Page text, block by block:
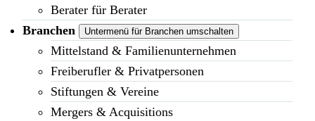
Berater für Berater
Branchen
Untermenü für Branchen umschalten
Mittelstand & Familienunternehmen
Freiberufler & Privatpersonen
Stiftungen & Vereine
Mergers & Acquisitions